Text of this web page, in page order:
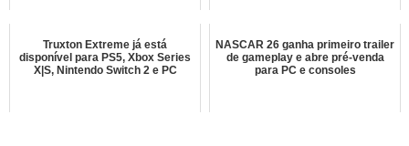
Truxton Extreme já está
disponível para PS5, Xbox Series
X|S, Nintendo Switch 2 e PC
NASCAR 26 ganha primeiro trailer
de gameplay e abre pré-venda
para PC e consoles